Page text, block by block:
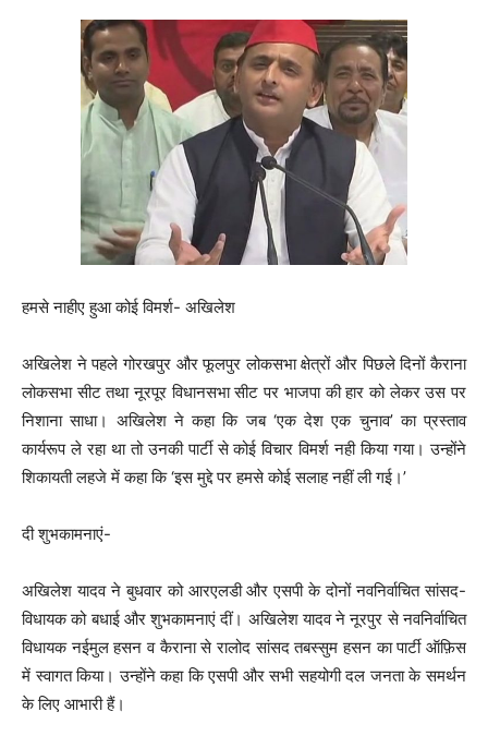
हमसे नाहीए हुआ कोई विमर्श- अखिलेश
अखिलेश ने पहले गोरखपुर और फूलपुर लोकसभा क्षेत्रों और पिछले दिनों कैराना
लोकसभा सीट तथा नूरपूर विधानसभा सीट पर भाजपा की हार को लेकर उस पर
निशाना साधा। अखिलेश ने कहा कि जब ‘एक देश एक चुनाव’ का प्रस्ताव
कार्यरूप ले रहा था तो उनकी पार्टी से कोई विचार विमर्श नही किया गया। उन्होंने
शिकायती लहजे में कहा कि ‘इस मुद्दे पर हमसे कोई सलाह नहीं ली गई।’
दी शुभकामनाएं-
अखिलेश यादव ने बुधवार को आरएलडी और एसपी के दोनों नवनिर्वाचित सांसद-
विधायक को बधाई और शुभकामनाएं दीं। अखिलेश यादव ने नूरपुर से नवनिर्वाचित
विधायक नईमुल हसन व कैराना से रालोद सांसद तबस्सुम हसन का पार्टी ऑफ़िस
में स्वागत किया। उन्होंने कहा कि एसपी और सभी सहयोगी दल जनता के समर्थन
के लिए आभारी हैं।